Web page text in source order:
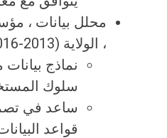
، الولاية (2013-2016)
نماذج
سلوك
ساعد في
قواعد